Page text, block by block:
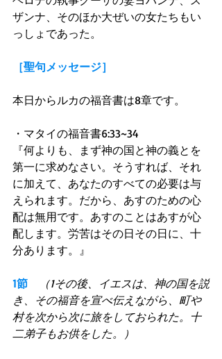
ザンナ、そのほか大ぜいの女たちもい
っしょであった。
［聖句メッセージ］
本日からルカの福音書は8章です。
・マタイの福音書6:33~34
『何よりも、まず神の国と神の義とを
第一に求めなさい。そうすれば、それ
に加えて、あなたのすべての必要は与
えられます。だから、あすのための心
配は無用です。あすのことはあすが心
配します。労苦はその日その日に、十
分あります。』
1節
（1その後、イエスは、神の国を説
き、その福音を宣べ伝えながら、町や
村を次から次に旅をしておられた。十
二弟子もお供をした。）